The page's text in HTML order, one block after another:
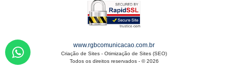
www.rgbcomunicacao.com.br
Criação de Sites - Otimização de Sites (SEO)
Todos os direitos reservados - © 2026